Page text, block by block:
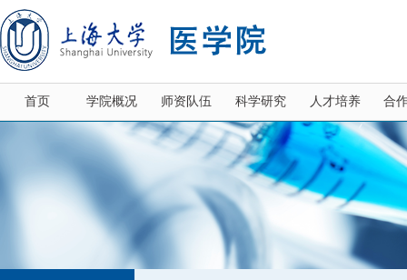
首页 学院概况 师资队伍 科学研究 人才培养 合